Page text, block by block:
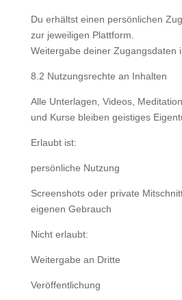
Du erhältst einen persönlichen
zur jeweiligen Plattform.
Weitergabe deiner Zugangsdaten
8.2 Nutzungsrechte an Inhalten
Alle Unterlagen, Videos,
und Kurse bleiben geistiges
Erlaubt ist:
persönliche Nutzung
Screenshots oder private
eigenen Gebrauch
Nicht erlaubt:
Weitergabe an Dritte
Veröffentlichung